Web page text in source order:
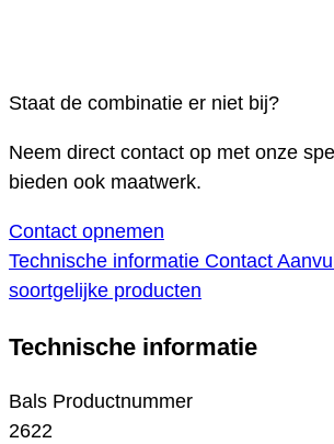
Staat de combinatie er niet bij?
Neem direct contact op met onze
bieden ook maatwerk.
Contact opnemen
Technische informatie Contact
soortgelijke producten
Technische informatie
Bals Productnummer
2622